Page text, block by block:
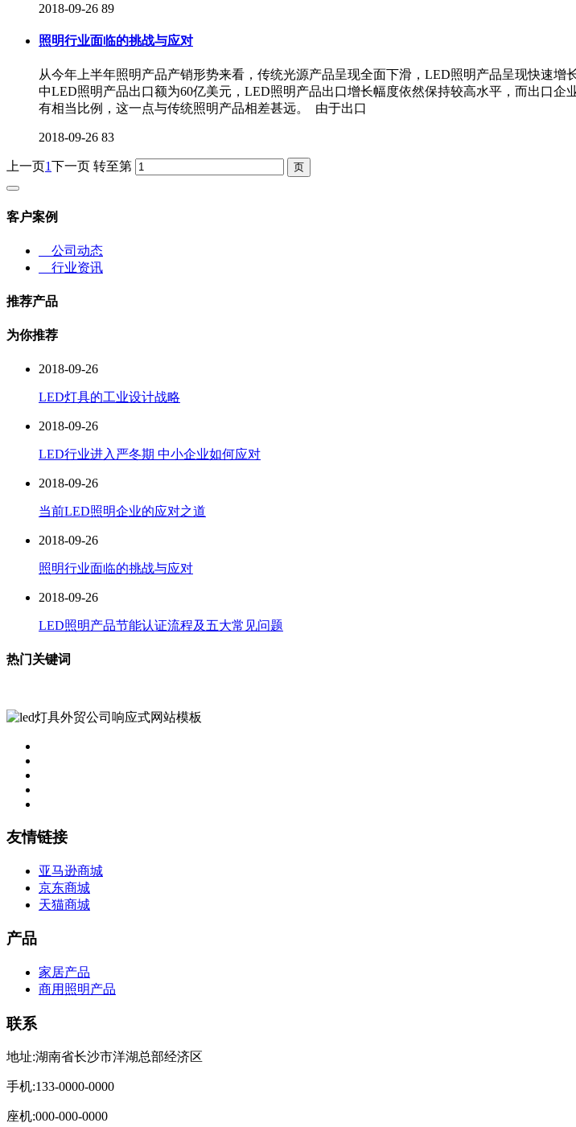
2018-09-26 89
照明行业面临的挑战与应对
从今年上半年照明产品产销形势来看，传统光源产品呈现全面下滑，LED照明产品呈现快速
中LED照明产品出口额为60亿美元，LED照明产品出口增长幅度依然保持较高水平，而出口
有相当比例，这一点与传统照明产品相差甚远。 由于出口
2018-09-26 83
上一页1下一页 转至第
客户案例
公司动态
行业资讯
推荐产品
为你推荐
2018-09-26
LED灯具的工业设计战略
2018-09-26
LED行业进入严冬期 中小企业如何应对
2018-09-26
当前LED照明企业的应对之道
2018-09-26
照明行业面临的挑战与应对
2018-09-26
LED照明产品节能认证流程及五大常见问题
热门关键词
友情链接
亚马逊商城
京东商城
天猫商城
产品
家居产品
商用照明产品
联系
地址:湖南省长沙市洋湖总部经济区
手机:133-0000-0000
座机:000-000-0000